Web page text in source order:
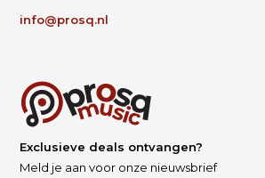
info@prosq.nl
Exclusieve deals ontvangen?
Meld je aan voor onze nieuwsbrief